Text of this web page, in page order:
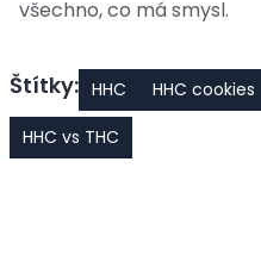
všechno, co má smysl.
Štítky: HHC HHC cookies
HHC vs THC